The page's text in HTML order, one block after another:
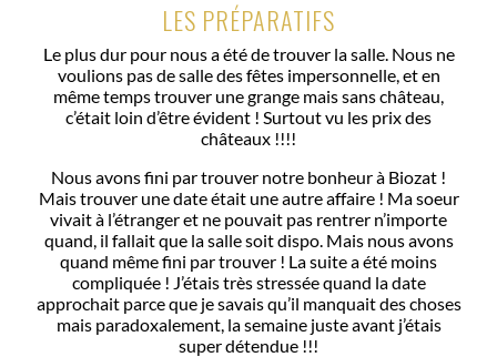
LES PRÉPARATIFS
Le plus dur pour nous a été de trouver la salle. Nous ne
voulions pas de salle des fêtes impersonnelle, et en
même temps trouver une grange mais sans château,
c’était loin d’être évident ! Surtout vu les prix des
châteaux !!!!
Nous avons fini par trouver notre bonheur à Biozat !
Mais trouver une date était une autre affaire ! Ma soeur
vivait à l’étranger et ne pouvait pas rentrer n’importe
quand, il fallait que la salle soit dispo. Mais nous avons
quand même fini par trouver ! La suite a été moins
compliquée ! J’étais très stressée quand la date
approchait parce que je savais qu’il manquait des choses
mais paradoxalement, la semaine juste avant j’étais
super détendue !!!